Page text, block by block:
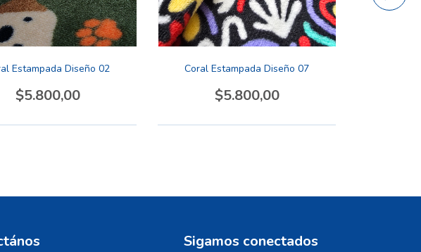
Estampada Diseño 02
$5.800,00
Coral Estampada Diseño 07
$5.800,00
Sigamos conectados